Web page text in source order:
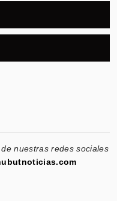
nuestras redes sociales